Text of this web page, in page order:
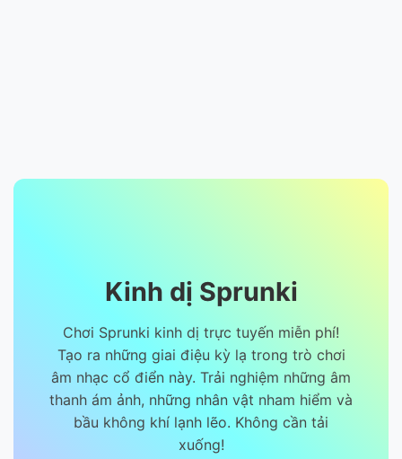
Kinh dị Sprunki
Chơi Sprunki kinh dị trực tuyến miễn phí!
Tạo ra những giai điệu kỳ lạ trong trò chơi
âm nhạc cổ điển này. Trải nghiệm những âm
thanh ám ảnh, những nhân vật nham hiểm và
bầu không khí lạnh lẽo. Không cần tải
xuống!